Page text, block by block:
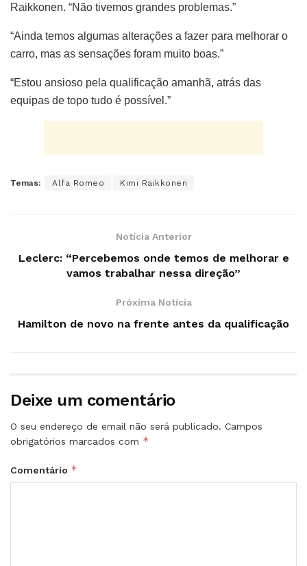
Raikkonen. “Não tivemos grandes problemas.”
“Ainda temos algumas alterações a fazer para melhorar o
carro, mas as sensações foram muito boas.”
“Estou ansioso pela qualificação amanhã, atrás das
equipas de topo tudo é possível.”
Temas: Alfa Romeo Kimi Raikkonen
Notícia Anterior
Leclerc: “Percebemos onde temos de melhorar e
vamos trabalhar nessa direção”
Próxima Notícia
Hamilton de novo na frente antes da qualificação
Deixe um comentário
O seu endereço de email não será publicado. Campos
obrigatórios marcados com *
Comentário *